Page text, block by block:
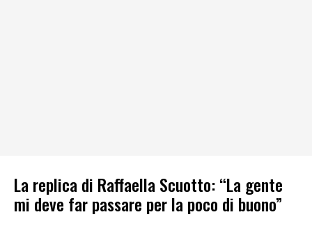
La replica di Raffaella Scuotto: “La gente
mi deve far passare per la poco di buono”